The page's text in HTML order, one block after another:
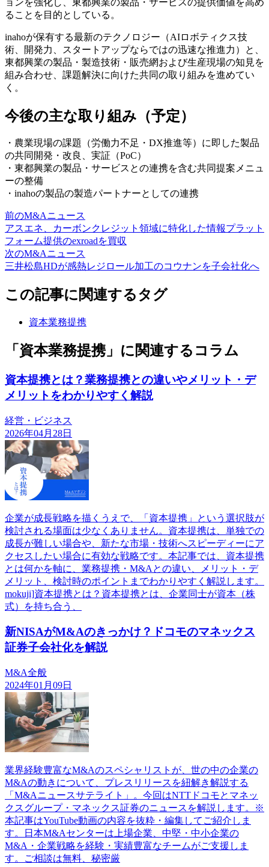
ることを目的としている。
inahoが保有する最新のテクノロジー（AIロボティクス技
術、開発力、スタートアップならではの迅速な推進力）と、
東都興業の製品・製造技術・販売網および生産現場の知見を
組み合わせ、課題解決に向けた共同の取り組みを進めてい
く。
今後の主な取り組み（予定）
・農業現場の課題（労働力不足・DX推進等）に即した製品
の共同開発・改良、実証（PoC）
・東都興業の製品・サービスとの連携を含む共同提案メニュ
ーの整備
・inahoの製品の製造パートナーとしての連携
前のM&Aニュース
アスエネ、カーボンクレジット領域に特化した情報プラット
フォーム提供のexroadを買収
次のM&Aニュース
三井松島HDが感熱レジロール加工のコウナンを子会社化へ
この記事に関連するタグ
資本業務提携
「資本業務提携」に関連するコラム
資本提携とは？業務提携との違いやメリット・デ
メリットをわかりやすく解説
経営・ビジネス
2026年04月28日
企業が成長戦略を描くうえで、「資本提携」という選択肢が
検討される場面は少なくありません。資本提携は、単独での
成長が難しい場合や、新たな市場・技術へスピーディーにア
クセスしたい場合に有効な戦略です。本記事では、資本提携
とは何かを軸に、業務提携・M&Aとの違い、メリット・デ
メリット、検討時のポイントまでわかりやすく解説します。
mokuji]資本提携とは？資本提携とは、企業同士が資本（株
式）を持ち合う、
新NISAがM&Aのきっかけ？ドコモのマネックス
証券子会社化を解説
M&A全般
2024年01月09日
業界経験豊富なM&Aのスペシャリストが、世の中の企業の
M&Aの動きについて、プレスリリースを紐解き解説する
「M&Aニュースサテライト」。今回はNTTドコモとマネッ
クスグループ・マネックス証券のニュースを解説します。※
本記事はYouTube動画の内容を抜粋・編集してご紹介しま
す。日本M&Aセンターは上場企業、中堅・中小企業の
M&A・企業戦略を経験・実績豊富なチームがご支援しま
す。ご相談は無料、秘密厳